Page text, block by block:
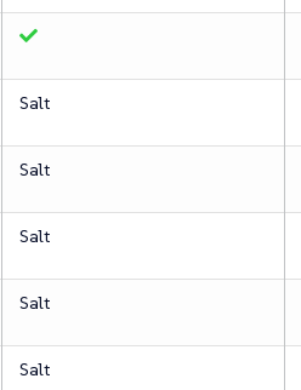
Salt
Salt
Salt
Salt
Salt